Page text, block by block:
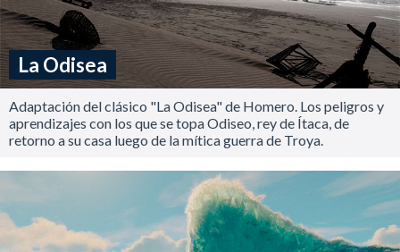
La Odisea
Adaptación del clásico "La Odisea" de Homero. Los peligros y
aprendizajes con los que se topa Odiseo, rey de Ítaca, de
retorno a su casa luego de la mítica guerra de Troya.